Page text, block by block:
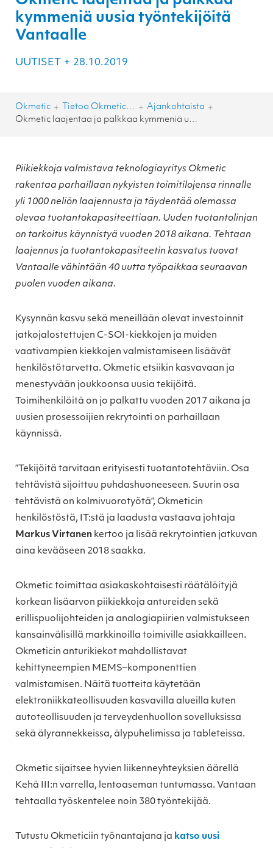
kymmeniä uusia työntekijöitä
Vantaalle
UUTISET + 28.10.2019
Okmetic + Tietoa Okmeticista + Ajankohtaista +
Okmetic laajentaa ja palkkaa kymmeniä uusia työntekijöitä Vantaalle
Piikiekkoja valmistava teknologiayritys Okmetic
rakentaa parhaillaan nykyisten toimitilojensa rinnalle
yli 1000 neliön laajennusta ja täydentää olemassa
olevaa tuotantokapasiteettiaan. Uuden tuotantolinjan
on tarkoitus käynnistyä vuoden 2018 aikana. Tehtaan
laajennus ja tuotantokapasiteetin kasvatus tuovat
Vantaalle vähintään 40 uutta työpaikkaa seuraavan
puolen vuoden aikana.
Kysynnän kasvu sekä meneillään olevat investoinnit
jatkojalostettujen C-SOI-kiekkojen ja muiden
vaativampien kiekkojen valmistamiseen lisäävät
henkilöstötarvetta. Okmetic etsiikin kasvavaan ja
menestyvään joukkoonsa uusia tekijöitä.
Toimihenkilöitä on jo palkattu vuoden 2017 aikana ja
uusien prosessoijien rekrytointi on parhaillaan
käynnissä.
”Tekijöitä tarvitaan erityisesti tuotantotehtäviin. Osa
tehtävistä sijoittuu puhdashuoneeseen. Suurin osa
tehtävistä on kolmivuorotyötä”, Okmeticin
henkilöstöstä, IT:stä ja laadusta vastaava johtaja
Markus Virtanen kertoo ja lisää rekrytointien jatkuvan
aina kevääseen 2018 saakka.
Okmetic toimittaa asiakaskohtaisesti räätälöityjä
korkean lisäarvon piikiekkoja antureiden sekä
erillispuolijohteiden ja analogiapiirien valmistukseen
kansainvälisillä markkinoilla toimiville asiakkailleen.
Okmeticin anturikiekot mahdollistavat
kehittyneempien MEMS–komponenttien
valmistamisen. Näitä tuotteita käytetään
elektroniikkateollisuuden kasvavilla alueilla kuten
autoteollisuuden ja terveydenhuollon sovelluksissa
sekä älyrannekkeissa, älypuhelimissa ja tableteissa.
Okmetic sijaitsee hyvien liikenneyhteyksien äärellä
Kehä III:n varrella, lentoaseman tuntumassa. Vantaan
tehtaalla työskentelee noin 380 työntekijää.
Tutustu Okmeticiin työnantajana ja katso uusi